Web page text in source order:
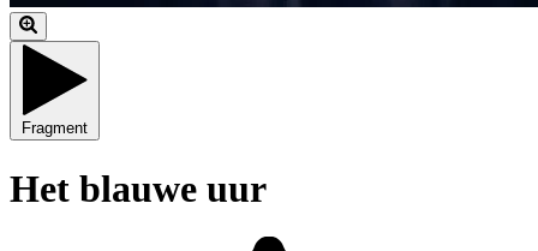
Fragment
Het blauwe uur